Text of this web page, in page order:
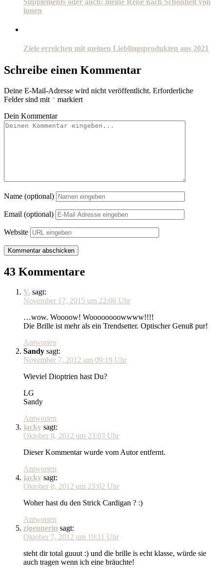
Supplements oder auch: meine Reise nach Schönheit von
innen
Ziele erreichen mit meinen Lieblingsprodukten aus 2021
Schreibe einen Kommentar
Deine E-Mail-Adresse wird nicht veröffentlicht. Erforderliche
Felder sind mit * markiert
Dein Kommentar
Name (optional)
Email (optional)
Website
43 Kommentare
V. sagt:
November 17, 2015 um 22:06 Uhr
…wow. Woooow! Woooooooowwww!!!!
Die Brille ist mehr als ein Trendsetter. Optischer Genuß pur!
Antworten
Sandy sagt:
November 7, 2012 um 09:19 Uhr
Wieviel Dioptrien hast Du?
LG
Sandy
Antworten
jacky sagt:
Oktober 8, 2012 um 23:03 Uhr
Dieser Kommentar wurde vom Autor entfernt.
Antworten
jacky sagt:
Oktober 8, 2012 um 23:02 Uhr
Woher hast du den Strick Cardigan ? :)
Antworten
zigeunerin sagt:
Oktober 7, 2012 um 19:11 Uhr
steht dir total guuut :) und die brille is echt klasse, würde sie
auch tragen wenn ich eine bräuchte!